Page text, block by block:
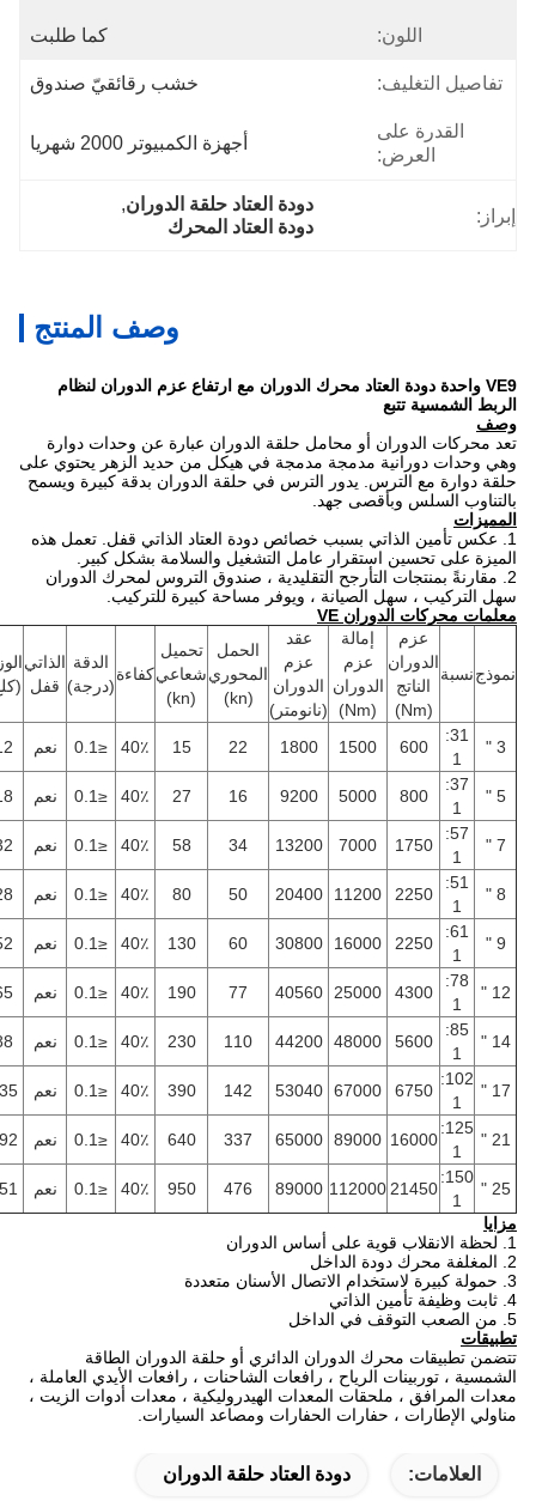
اللون: كما طلبت
تفاصيل التغليف: خشب رقائقيّ صندوق
القدرة على
العرض:
أجهزة الكمبيوتر 2000 شهريا
إبراز:
دودة العتاد حلقة الدوران ,
دودة العتاد المحرك
وصف المنتج
VE9 واحدة دودة العتاد محرك الدوران مع ارتفاع عزم الدوران لنظام
الربط الشمسية تتبع
وصف
تعد محركات الدوران أو محامل حلقة الدوران عبارة عن وحدات دوارة
وهي وحدات دورانية مدمجة مدمجة في هيكل من حديد الزهر يحتوي على
حلقة دوارة مع الترس. يدور الترس في حلقة الدوران بدقة كبيرة ويسمح
بالتناوب السلس وبأقصى جهد.
المميزات
تعمل هذه
الميزة على تحسين استقرار عامل التشغيل والسلامة بشكل كبير.
2. مقارنةً بمنتجات التأرجح التقليدية ، صندوق التروس لمحرك الدوران
سهل التركيب ، سهل الصيانة ، ويوفر مساحة كبيرة للتركيب.
معلمات محركات الدوران VE
نموذجنسبة
عزم
الدوران
الناتج
إمالة
عزم
الدوران
عقد
عزم
الدوران
(نانومتر)
الحمل
المحوري
تحميل
شعاعيكفاءة
الدقة
(درجة)
الذاتي
قفل
الوزن
(كلغ)
31:
600
1500
1800
22
15 40٪ ≤0.1 نعم 12
37:
800
5000
9200
16
27 40٪ ≤0.1 نعم 18
57:
1750
7000
13200
34
58 40٪ ≤0.1 نعم 32
51:
2250
11200
20400
50
80 40٪ ≤0.1 نعم 28
61:
2250
16000
30800
60
130 40٪ ≤0.1 نعم 52
12 "
78:
4300
25000
40560
77
190 40٪ ≤0.1 نعم 65
14 "
85:
5600
48000
44200
110
230 40٪ ≤0.1 نعم 88
17 "
102:
6750
67000
53040
142
390 40٪ ≤0.1 نعم 135
125:
16000
89000
65000
337
640 40٪ ≤0.1 نعم 192
25 "
150:
21450
112000
89000
476
950 40٪ ≤0.1 نعم
251
مزايا
تطبيقات
تتضمن تطبيقات محرك الدوران الدائري أو حلقة الدوران الطاقة
الشمسية ، توربينات الرياح ، رافعات الشاحنات ، رافعات الأيدي العاملة ،
معدات المرافق ، ملحقات المعدات الهيدروليكية ، معدات أدوات الزيت ،
مناولي الإطارات ، حفارات الحفارات ومصاعد السيارات.
العلامات: دودة العتاد حلقة الدوران